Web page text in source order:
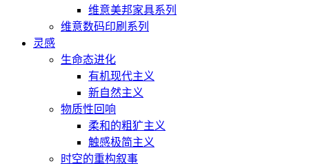
维意美邦家具系列
维意数码印刷系列
灵感
生命态进化
有机现代主义
新自然主义
物质性回响
柔和的粗犷主义
触感极简主义
时空的重构叙事